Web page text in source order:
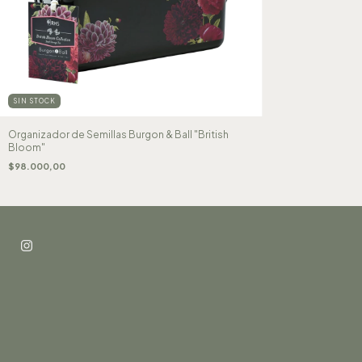
SIN STOCK
Organizador de Semillas Burgon & Ball "British
Bloom"
$98.000,00